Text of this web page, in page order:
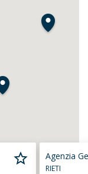
Agenzia
RIETI